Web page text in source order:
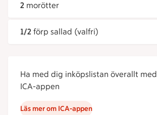
2 morötter
1/2 förp sallad (valfri)
Ha med dig inköpslistan överallt med
ICA-appen
Läs mer om ICA-appen